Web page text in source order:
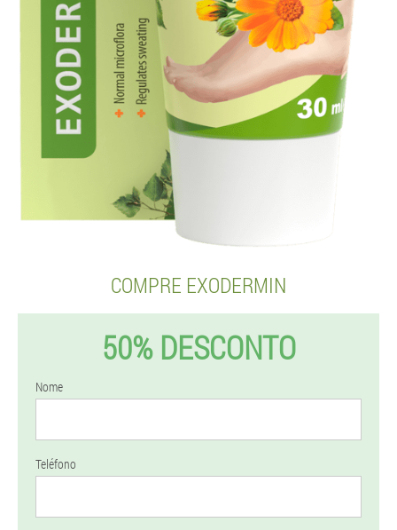
COMPRE EXODERMIN
50% DESCONTO
Nome
Teléfono